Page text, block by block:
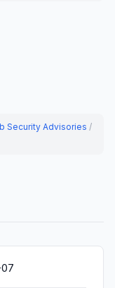
Security Advisories /